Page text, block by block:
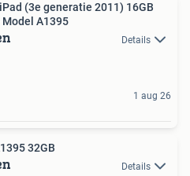
(3e generatie 2011) 16GB
Model A1395
Details
1 aug 26
32GB
Details